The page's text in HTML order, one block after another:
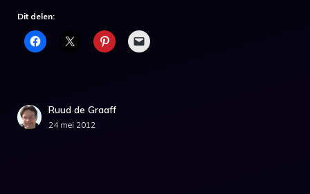
Dit delen:
Ruud de Graaff
24 mei 2012